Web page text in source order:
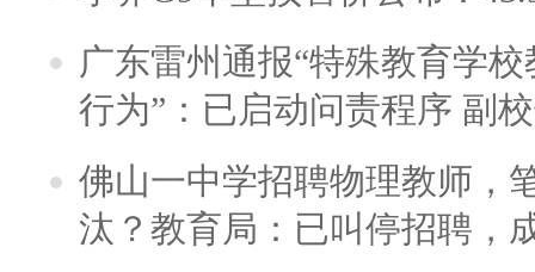
广东雷州通报“特殊教育学
行为”：已启动问责程序 副
佛山一中学招聘物理教师，
汰？教育局：已叫停招聘，